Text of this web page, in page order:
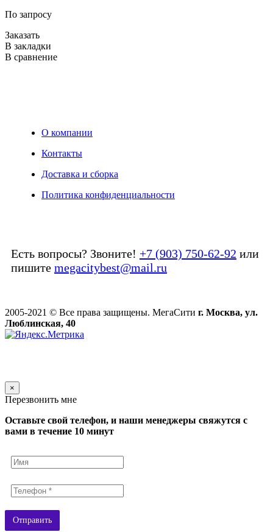
По запросу
Заказать
В закладки
В сравнение
О компании
Контакты
Доставка и сборка
Политика конфиденциальности
Есть вопросы? Звоните! +7 (903) 750-62-92 или
пишите megacitybest@mail.ru
2005-2021 © Все права защищены. МегаСити г. Москва, ул.
Люблинская, 40
×
Перезвонить мне
Оставьте свой телефон, и наши менеджеры свяжутся с
вами в течение 10 минут
Отправить